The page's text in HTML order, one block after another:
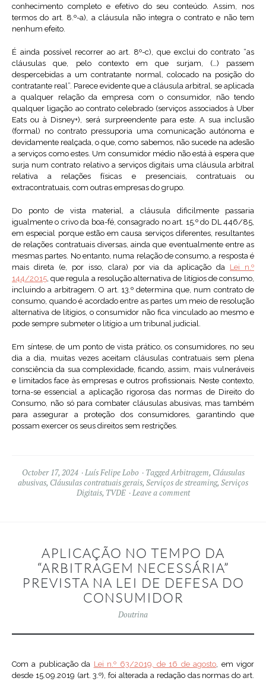
conhecimento completo e efetivo do seu conteúdo. Assim, nos
termos do art. 8.º-a), a cláusula não integra o contrato e não tem
nenhum efeito.
É ainda possível recorrer ao art. 8º-c), que exclui do contrato “as
cláusulas que, pelo contexto em que surjam, (…) passem
despercebidas a um contratante normal, colocado na posição do
contratante real”. Parece evidente que a cláusula arbitral, se aplicada
a qualquer relação da empresa com o consumidor, não tendo
qualquer ligação ao contrato celebrado (serviços associados à Uber
Eats ou à Disney+), será surpreendente para este. A sua inclusão
(formal) no contrato pressuporia uma comunicação autónoma e
devidamente realçada, o que, como sabemos, não sucede na adesão
a serviços como estes. Um consumidor médio não está à espera que
surja num contrato relativo a serviços digitais uma cláusula arbitral
relativa a relações físicas e presenciais, contratuais ou
extracontratuais, com outras empresas do grupo.
Do ponto de vista material, a cláusula dificilmente passaria
igualmente o crivo da boa-fé, consagrado no art. 15.º do DL 446/85,
em especial porque estão em causa serviços diferentes, resultantes
de relações contratuais diversas, ainda que eventualmente entre as
mesmas partes. No entanto, numa relação de consumo, a resposta é
mais direta (e, por isso, clara) por via da aplicação da Lei n.º
144/2015, que regula a resolução alternativa de litígios de consumo,
incluindo a arbitragem. O art. 13.º determina que, num contrato de
consumo, quando é acordado entre as partes um meio de resolução
alternativa de lítigios, o consumidor não fica vinculado ao mesmo e
pode sempre submeter o litígio a um tribunal judicial.
Em síntese, de um ponto de vista prático, os consumidores, no seu
dia a dia, muitas vezes aceitam cláusulas contratuais sem plena
consciência da sua complexidade, ficando, assim, mais vulneráveis
e limitados face às empresas e outros profissionais. Neste contexto,
torna-se essencial a aplicação rigorosa das normas de Direito do
Consumo, não só para combater cláusulas abusivas, mas também
para assegurar a proteção dos consumidores, garantindo que
possam exercer os seus direitos sem restrições.
October 17, 2024 Luís Felipe Lobo TaggedArbitragem, Cláusulas
abusivas, Cláusulas contratuais gerais, Serviços de streaming, Serviços
Digitais, TVDE Leave a comment
APLICAÇÃO NO TEMPO DA
“ARBITRAGEM NECESSÁRIA”
PREVISTA NA LEI DE DEFESA DO
CONSUMIDOR
Doutrina
Com a publicação da Lei n.º 63/2019, de 16 de agosto, em vigor
desde 15.09.2019 (art. 3.º), foi alterada a redação das normas do art.